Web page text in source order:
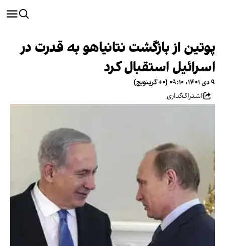
پوتین از بازگشت نتانیاهو به قدرت در
اسرائیل استقبال کرد
۹ دی ۱۴۰۱، ۰۹:۱۰ (‎+۰ گرینویچ)
اشتراک‌گذاری